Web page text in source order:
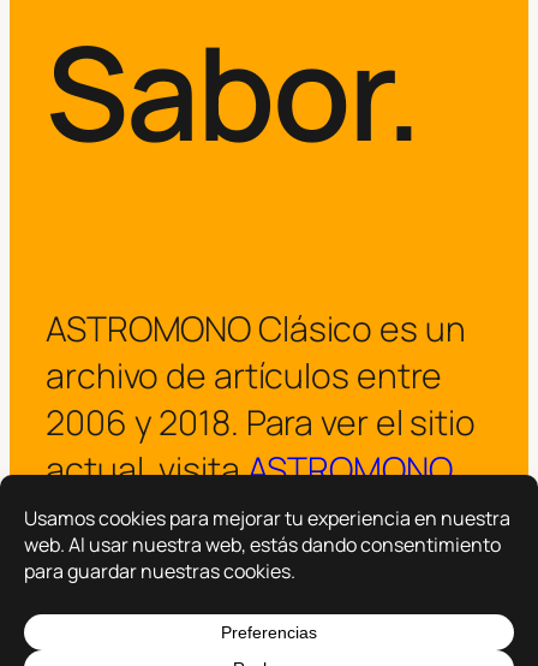
Sabor.
ASTROMONO Clásico es un
archivo de artículos entre
2006 y 2018. Para ver el sitio
actual, visitaASTROMONO.
¡Visitar ASTROMONO ya!
Copyright © 2025 –ASTROMONO Hazlo por familia.